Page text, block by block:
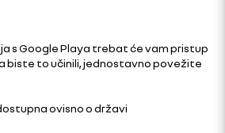
s Google Playa trebat će vam pristup
biste to učinili, jednostavno povežite
ovisno o državi